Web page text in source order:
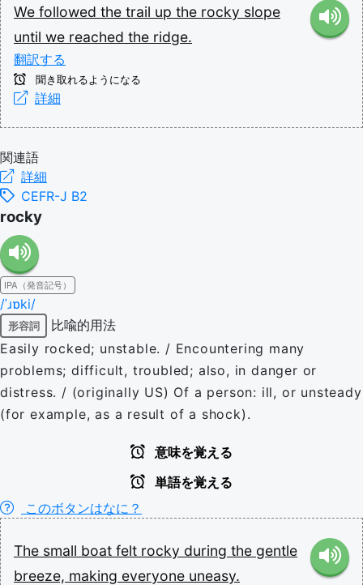
We followed the trail up the rocky slope
until we reached the ridge.
翻訳する
聞き取れるようになる
詳細
関連語
詳細
CEFR-J B2
rocky
IPA（発音記号）
/ˈɹɒki/
形容詞
比喩的用法
Easily rocked; unstable. / Encountering many
problems; difficult, troubled; also, in danger or
distress. / (originally US) Of a person: ill, or unsteady
(for example, as a result of a shock).
意味を覚える
単語を覚える
このボタンはなに？
The small boat felt rocky during the gentle
breeze, making everyone uneasy.